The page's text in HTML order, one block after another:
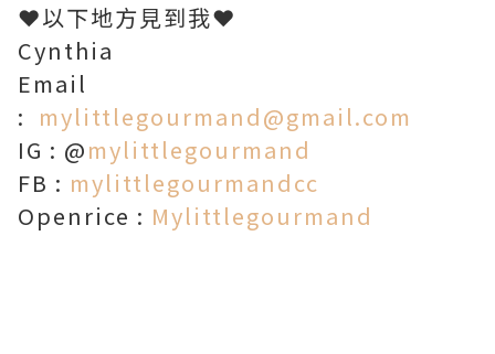
❤️以下地方見到我❤️
Cynthia
Email
: mylittlegourmand@gmail.com
IG : @mylittlegourmand
FB : mylittlegourmandcc
Openrice : Mylittlegourmand